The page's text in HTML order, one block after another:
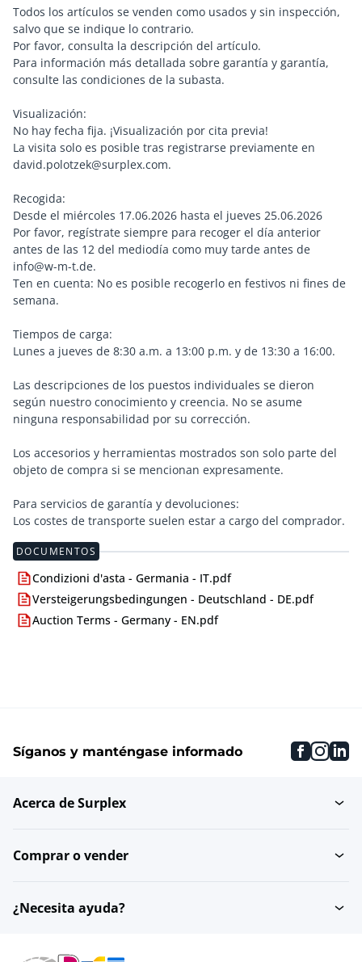
Todos los artículos se venden como usados y sin inspección,
salvo que se indique lo contrario.
Por favor, consulta la descripción del artículo.
Para información más detallada sobre garantía y garantía,
consulte las condiciones de la subasta.
Visualización:
No hay fecha fija. ¡Visualización por cita previa!
La visita solo es posible tras registrarse previamente en
david.polotzek@surplex.com.
Recogida:
Desde el miércoles 17.06.2026 hasta el jueves 25.06.2026
Por favor, regístrate siempre para recoger el día anterior
antes de las 12 del mediodía como muy tarde antes de
info@w-m-t.de.
Ten en cuenta: No es posible recogerlo en festivos ni fines de
semana.
Tiempos de carga:
Lunes a jueves de 8:30 a.m. a 13:00 p.m. y de 13:30 a 16:00.
Las descripciones de los puestos individuales se dieron
según nuestro conocimiento y creencia. No se asume
ninguna responsabilidad por su corrección.
Los accesorios y herramientas mostrados son solo parte del
objeto de compra si se mencionan expresamente.
Para servicios de garantía y devoluciones:
Los costes de transporte suelen estar a cargo del comprador.
DOCUMENTOS
Condizioni d'asta - Germania - IT.pdf
Versteigerungsbedingungen - Deutschland - DE.pdf
Auction Terms - Germany - EN.pdf
Síganos y manténgase informado
Acerca de Surplex
Comprar o vender
¿Necesita ayuda?